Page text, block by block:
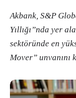
Akbank, S&P
Yıllığı”nda yer
sektöründe en
Mover” unvanını